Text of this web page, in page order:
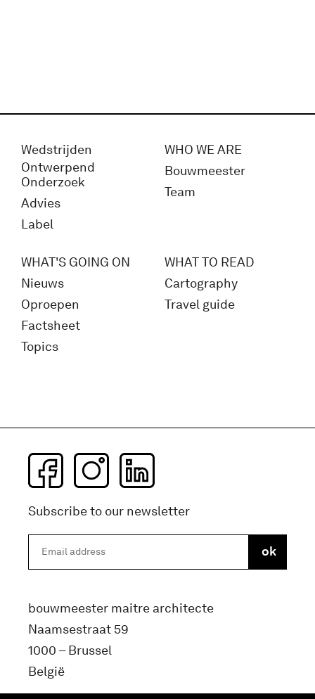
Wedstrijden
Ontwerpend
Onderzoek
Advies
Label
WHO WE ARE
Bouwmeester
Team
WHAT'S GOING ON
Nieuws
Oproepen
Factsheet
Topics
WHAT TO READ
Cartography
Travel guide
Subscribe to our newsletter
bouwmeester maitre architecte
Naamsestraat 59
1000 – Brussel
België